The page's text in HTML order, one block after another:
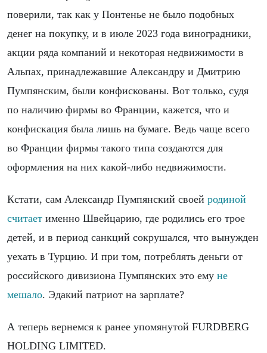
поверили, так как у Понтенье не было подобных
денег на покупку, и в июле 2023 года виноградники,
акции ряда компаний и некоторая недвижимости в
Альпах, принадлежавшие Александру и Дмитрию
Пумпянским, были конфискованы. Вот только, судя
по наличию фирмы во Франции, кажется, что и
конфискация была лишь на бумаге. Ведь чаще всего
во Франции фирмы такого типа создаются для
оформления на них какой-либо недвижимости.
Кстати, сам Александр Пумпянский своей родиной
считает именно Швейцарию, где родились его трое
детей, и в период санкций сокрушался, что вынужден
уехать в Турцию. И при том, потреблять деньги от
российского дивизиона Пумпянских это ему не
мешало. Эдакий патриот на зарплате?
А теперь вернемся к ранее упомянутой FURDBERG
HOLDING LIMITED.